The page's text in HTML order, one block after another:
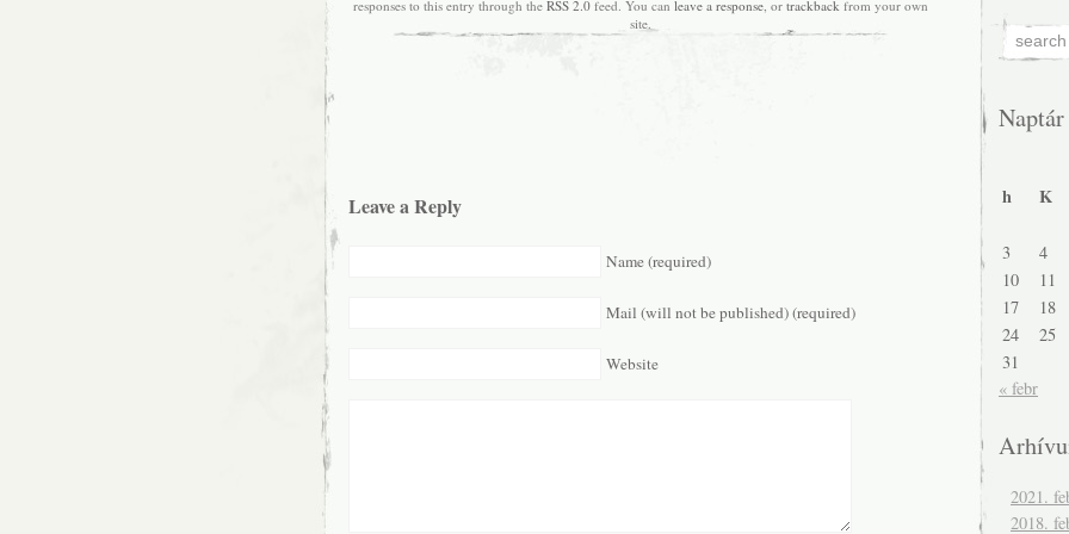
responses to this entry through the RSS 2.0 feed. You can leave a response, or trackback from your own
site.
Leave a Reply
Name (required)
Mail (will not be published) (required)
Website
Naptár
h K
3
4
10
11
17
18
24
25
31
« febr
2021.
2018.